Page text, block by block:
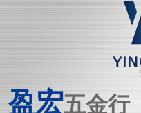
盈宏五金行